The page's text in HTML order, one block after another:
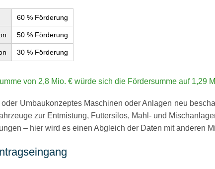
60 % Förderung
50 % Förderung
30 % Förderung
von 2,8 Mio. € würde sich die Fördersumme auf 1,29
Umbaukonzeptes Maschinen oder Anlagen neu
zur Entmistung, Futtersilos, Mahl- und
– hier wird es einen Abgleich der Daten mit anderen